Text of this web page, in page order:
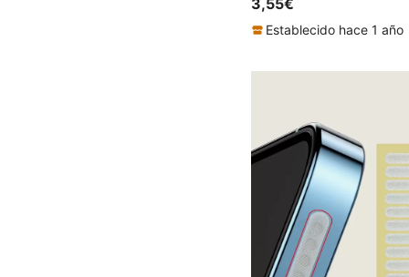
3,55€
Establecido hace 1 año